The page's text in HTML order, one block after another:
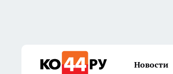
Новости